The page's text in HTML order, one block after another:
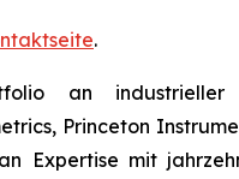
.
an industrieller
Princeton
Expertise mit